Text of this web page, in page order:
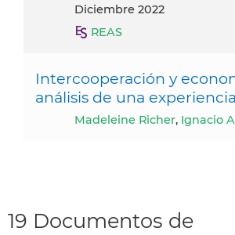
diciembre 2022
REAS
Intercooperación y
análisis de una
Madeleine Richer, Ignacio
19 Documentos de